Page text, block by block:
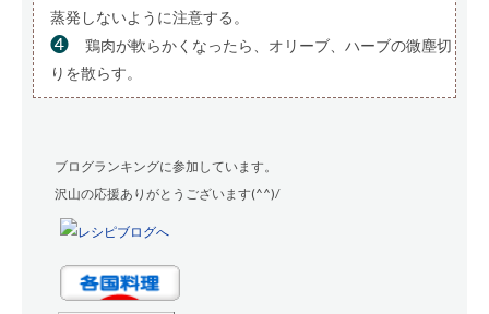
蒸発しないように注意する。
❹
鶏肉が軟らかくなったら、オリーブ、ハーブの微塵切
りを散らす。
ブログランキングに参加しています。
沢山の応援ありがとうございます(^^)/